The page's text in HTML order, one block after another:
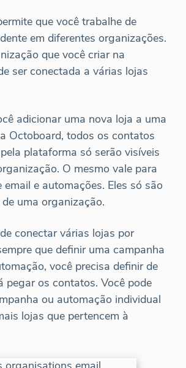
que você trabalhe de
em diferentes organizações.
que você criar na
ser conectada a várias lojas
adicionar uma nova loja a uma
Octoboard, todos os contatos
plataforma só serão visíveis
O mesmo vale para
e automações. Eles só são
uma organização.
conectar várias lojas por
que definir uma campanha
você precisa definir de
pegar os contatos. Você pode
ou automação individual
lojas que pertencem à